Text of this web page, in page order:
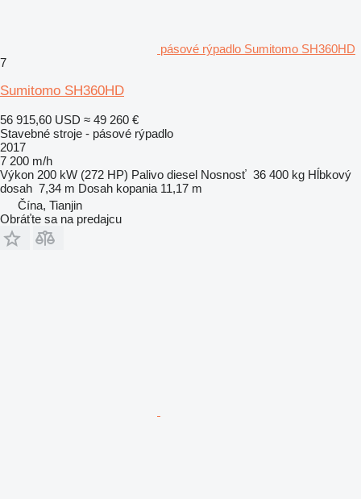
pásové rýpadlo Sumitomo SH360HD
7
Sumitomo SH360HD
56 915,60 USD ≈ 49 260 €
Stavebné stroje - pásové rýpadlo
2017
7 200 m/h
Výkon 200 kW (272 HP) Palivo diesel Nosnosť 36 400 kg Hĺbkový
dosah 7,34 m Dosah kopania 11,17 m
Čína, Tianjin
Obráťte sa na predajcu